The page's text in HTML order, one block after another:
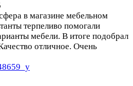
в магазине мебельном
терпеливо помогали
мебели. В итоге подобрал
отличное. Очень